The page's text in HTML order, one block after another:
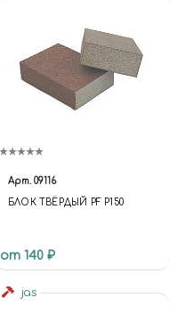
Арт. 09116
БЛОК ТВЁРДЫЙ PF P150
от 140 ₽
jas